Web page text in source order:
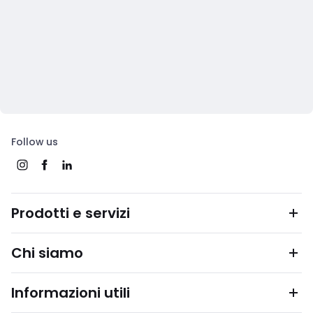
Follow us
Prodotti e servizi
Chi siamo
Informazioni utili